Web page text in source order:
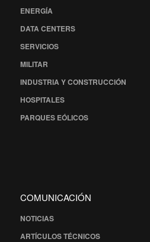
ENERGÍA
DATA CENTERS
SERVICIOS
MILITAR
INDUSTRIA Y CONSTRUCCIÓN
HOSPITALES
PARQUES EÓLICOS
COMUNICACIÓN
NOTICIAS
ARTÍCULOS TÉCNICOS